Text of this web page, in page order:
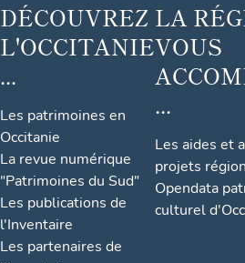
DÉCOUVREZ
L'OCCITANIE
...
Les patrimoines en
Occitanie
La revue numérique
"Patrimoines du Sud"
Les publications de
l'Inventaire
Les partenaires de
LA
VOUS
...
Les aides et
projets
Opendata
culturel